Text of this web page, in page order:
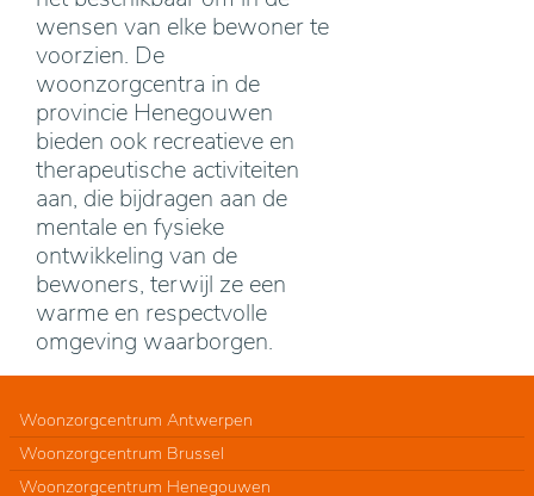
wensen van elke bewoner te
voorzien. De
woonzorgcentra in de
provincie Henegouwen
bieden ook recreatieve en
therapeutische activiteiten
aan, die bijdragen aan de
mentale en fysieke
ontwikkeling van de
bewoners, terwijl ze een
warme en respectvolle
omgeving waarborgen.
Woonzorgcentrum Antwerpen
Woonzorgcentrum Brussel
Woonzorgcentrum Henegouwen